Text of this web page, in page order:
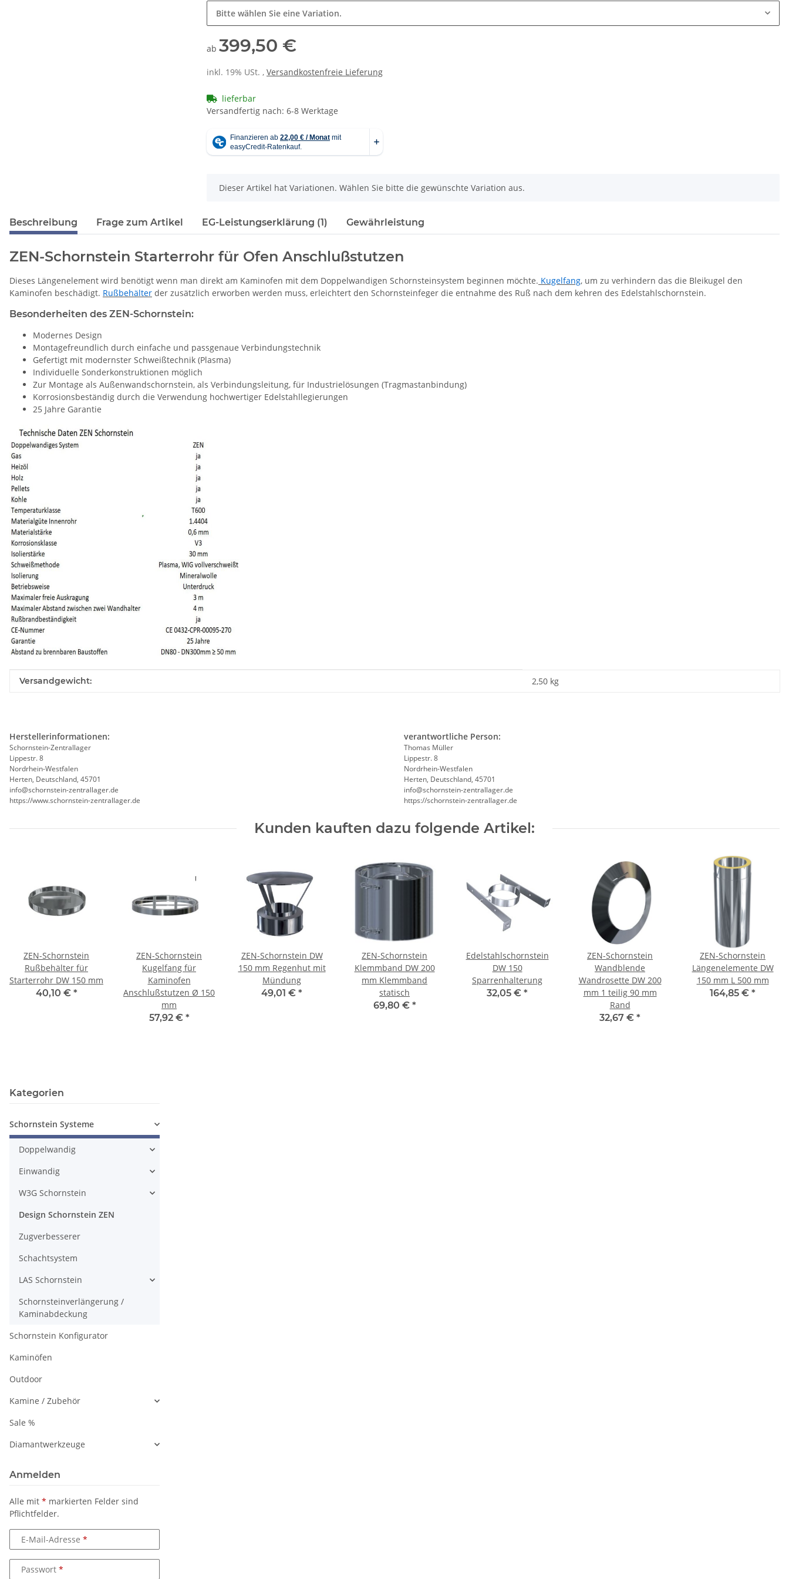
Bitte wählen Sie eine Variation.
ab 399,50 €
inkl. 19% USt. , Versandkostenfreie Lieferung
lieferbar
Versandfertig nach: 6-8 Werktage
x
Dieser Artikel hat Variationen. Wählen Sie bitte die gewünschte Variation aus.
Beschreibung Frage zum Artikel EG-Leistungserklärung (1) Gewährleistung
ZEN-Schornstein Starterrohr für Ofen Anschlußstutzen
Dieses Längenelement wird benötigt wenn man direkt am Kaminofen mit dem Doppelwandigen Schornsteinsystem beginnen möchte. Kugelfang, um zu verhindern das die Bleikugel den
Kaminofen beschädigt. Rußbehälter der zusätzlich erworben werden muss, erleichtert den Schornsteinfeger die entnahme des Ruß nach dem kehren des Edelstahlschornstein.
Besonderheiten des ZEN-Schornstein:
Modernes Design
Montagefreundlich durch einfache und passgenaue Verbindungstechnik
Gefertigt mit modernster Schweißtechnik (Plasma)
Individuelle Sonderkonstruktionen möglich
Zur Montage als Außenwandschornstein, als Verbindungsleitung, für Industrielösungen (Tragmastanbindung)
Korrosionsbeständig durch die Verwendung hochwertiger Edelstahllegierungen
25 Jahre Garantie
Produkteigenschaft
Wert
Versandgewicht: 2,50 kg
Herstellerinformationen:
Schornstein-Zentrallager
Lippestr. 8
Nordrhein-Westfalen
Herten, Deutschland, 45701
info@schornstein-zentrallager.de
https://www.schornstein-zentrallager.de
verantwortliche Person:
Thomas Müller
Lippestr. 8
Nordrhein-Westfalen
Herten, Deutschland, 45701
info@schornstein-zentrallager.de
https://schornstein-zentrallager.de
Kunden kauften dazu folgende Artikel:
ZEN-Schornstein
Rußbehälter für
Starterrohr DW 150 mm
40,10 € *
ZEN-Schornstein
Kugelfang für
Kaminofen
Anschlußstutzen Ø 150
mm
57,92 € *
ZEN-Schornstein DW
150 mm Regenhut mit
Mündung
49,01 € *
ZEN-Schornstein
Klemmband DW 200
mm Klemmband
statisch
69,80 € *
Edelstahlschornstein
DW 150
Sparrenhalterung
32,05 € *
ZEN-Schornstein
Wandblende
Wandrosette DW 200
mm 1 teilig 90 mm
Rand
32,67 € *
ZEN-Schornstein
Längenelemente DW
150 mm L 500 mm
164,85 € *
Kategorien
Schornstein Systeme
Doppelwandig
Einwandig
W3G Schornstein
Design Schornstein ZEN
Zugverbesserer
Schachtsystem
LAS Schornstein
Schornsteinverlängerung /
Kaminabdeckung
Schornstein Konfigurator
Kaminöfen
Outdoor
Kamine / Zubehör
Sale %
Diamantwerkzeuge
Anmelden
Alle mit * markierten Felder sind
Pflichtfelder.
E-Mail-Adresse
Passwort